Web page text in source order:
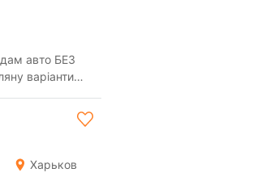
Харьков